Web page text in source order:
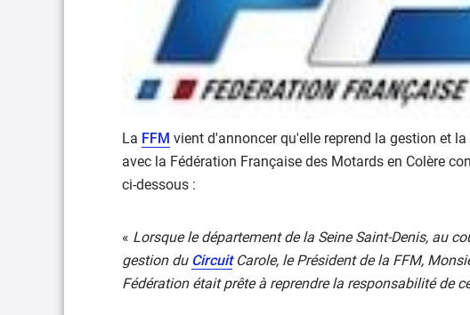
La FFM vient d'annoncer qu'elle reprend la gestion et
avec la Fédération Française des Motards en Colère
ci-dessous :
« Lorsque le département de la Seine Saint-Denis, au
gestion du CircuitCarole, le Président de la FFM,
Fédération était prête à reprendre la responsabilité de